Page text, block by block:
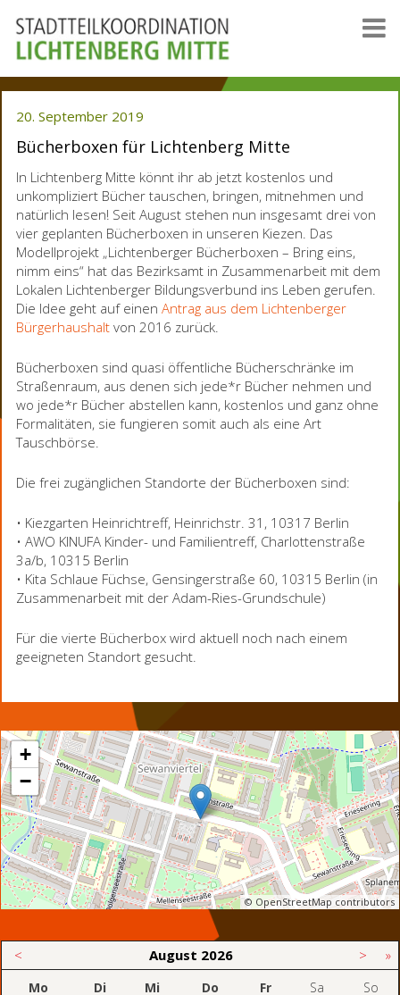
20. September 2019
Bücherboxen für Lichtenberg Mitte
In Lichtenberg Mitte könnt ihr ab jetzt kostenlos und
unkompliziert Bücher tauschen, bringen, mitnehmen und
natürlich lesen! Seit August stehen nun insgesamt drei von
vier geplanten Bücherboxen in unseren Kiezen. Das
Modellprojekt „Lichtenberger Bücherboxen – Bring eins,
nimm eins“ hat das Bezirksamt in Zusammenarbeit mit dem
Lokalen Lichtenberger Bildungsverbund ins Leben gerufen.
Die Idee geht auf einen Antrag aus dem Lichtenberger
Bürgerhaushalt von 2016 zurück.
Bücherboxen sind quasi öffentliche Bücherschränke im
Straßenraum, aus denen sich jede*r Bücher nehmen und
wo jede*r Bücher abstellen kann, kostenlos und ganz ohne
Formalitäten, sie fungieren somit auch als eine Art
Tauschbörse.
Die frei zugänglichen Standorte der Bücherboxen sind:
• Kiezgarten Heinrichtreff, Heinrichstr. 31, 10317 Berlin
• AWO KINUFA Kinder- und Familientreff, Charlottenstraße
3a/b, 10315 Berlin
• Kita Schlaue Füchse, Gensingerstraße 60, 10315 Berlin (in
Zusammenarbeit mit der Adam-Ries-Grundschule)
Für die vierte Bücherbox wird aktuell noch nach einem
geeigneten Standort gesucht.
+
−
© OpenStreetMap contributors
< August 2026 > »
Mo Di Mi Do Fr Sa
So